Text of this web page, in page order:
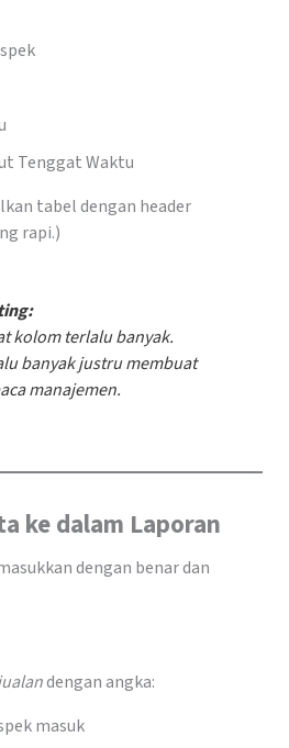
Tenggat Waktu
tabel dengan header
rapi.)
kolom terlalu banyak.
banyak justru membuat
manajemen.
ke dalam Laporan
dengan benar dan
dengan angka:
masuk